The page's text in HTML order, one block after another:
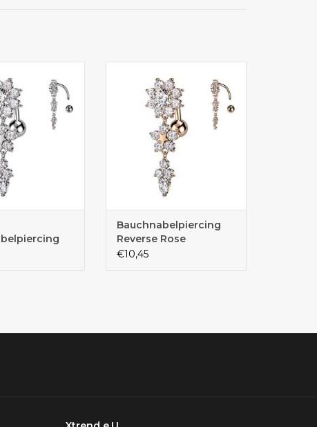
kaufen
kaufen
Bauchnabelpiercing
Reverse Rose
€10,45